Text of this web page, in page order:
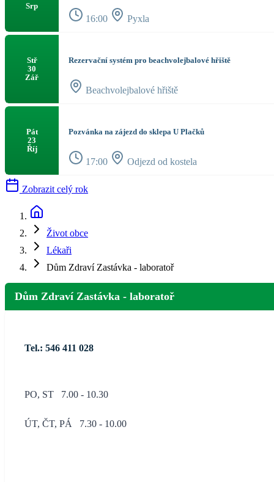
Srp
16:00 Pyxla
Stř
30
Zář
Rezervační systém pro beachvolejbalové hřiště
Beachvolejbalové hřiště
Pát
23
Říj
Pozvánka na zájezd do sklepa U Plačků
17:00 Odjezd od kostela
Zobrazit celý rok
Život obce
Lékaři
Dům Zdraví Zastávka - laboratoř
Dům Zdraví Zastávka - laboratoř
Tel.: 546 411 028
PO, ST 7.00 - 10.30
ÚT, ČT, PÁ 7.30 - 10.00